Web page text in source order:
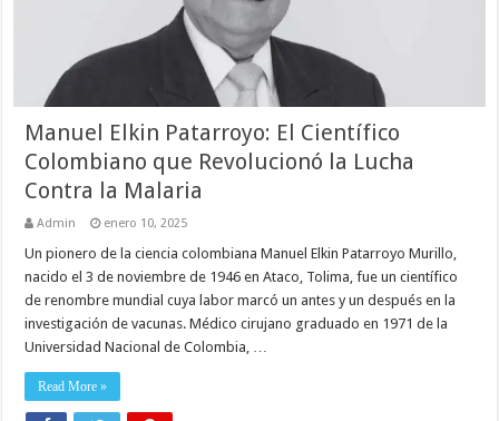
Manuel Elkin Patarroyo: El Científico
Colombiano que Revolucionó la Lucha
Contra la Malaria
Admin enero 10, 2025
Un pionero de la ciencia colombiana Manuel Elkin Patarroyo Murillo,
nacido el 3 de noviembre de 1946 en Ataco, Tolima, fue un científico
de renombre mundial cuya labor marcó un antes y un después en la
investigación de vacunas. Médico cirujano graduado en 1971 de la
Universidad Nacional de Colombia, …
Read More »